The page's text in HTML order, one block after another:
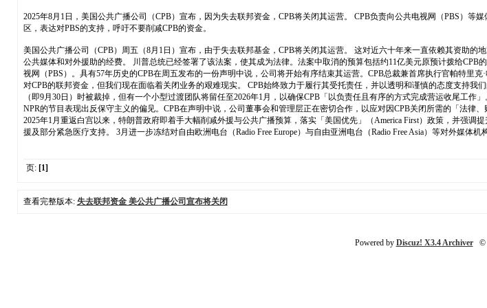
2025年8月1日，美国公共广播公司（CPB）宣布，因为失去联邦资金，CPB将关闭其运营。 CPB负责向公共电视网（PBS）
区，表达对PBS的支持，呼吁不要削减CPB的资金。
美国公共广播公司（CPB）周五（8月1日）宣布，由于失去联邦基金，CPB将关闭其运营。 这对近六十年来一直依赖其资助
公共媒体和对外援助的经费。 川普总统已经签署了该法案，使其成为法律。法案中取消的预算包括约11亿美元原预计拨给
视网（PBS）。具有57年历史的CPB在周五发布的一份声明中说，公司将开始有序结束其运营。CPB总裁兼首席执行官帕特里
对CPB的联邦资金，但我们现在面临着关闭业务的艰难现实。 CPB始终致力于履行其受托责任，并以透明和谨慎的态度支持
（即9月30日）时被裁掉，但有一个小型过渡团队将留任至2026年1月，以确保CPB「以负责任且有序的方式完成营运收尾工
NPR的节目表现出反保守主义的偏见。CPB在声明中说，公司董事会和管理层正在密切合作，以应对因CPB关闭所需的「法
2025年1月重返白宫以来，特朗普政府即着手大幅削减外援与公共广播预算，落实「美国优先」（America First）政策，并强
援及部分紧急医疗支持。 3月进一步冻结对自由欧洲电台（Radio Free Europe）与自由亚洲电台（Radio Free Asia）等对外媒体
页: [1]
查看完整版本: 失去联邦资金 美公共广播公司宣布将关闭
Powered by Discuz! X3.4 Archiver©